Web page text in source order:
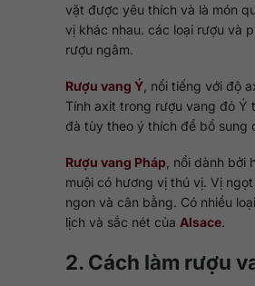
vặt được yêu thích và là món
vị khác nhau. các loại rượu và
rượu ngâm.
Rượu vang Ý , nổi tiếng với độ
Tính axit trong rượu vang đỏ Ý
đà tùy theo ý thích để bổ sung
Rượu vang Pháp , nổi dành
muội có hương vị thú vị. Vị
ngon và cân bằng. Có nhiều
lịch và sắc nét của Alsace.
2. Cách làm rượu